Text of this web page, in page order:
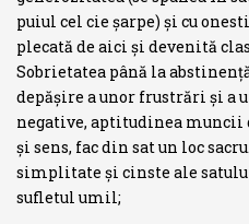
puiul cel cie şarpe) şi cu
plecată de aici şi devenită
Sobrietatea până la
depăşire a unor frustrări şi a
negative, aptitudinea muncii
şi sens, fac din sat un loc
simplitate şi cinste ale
sufletul umil;